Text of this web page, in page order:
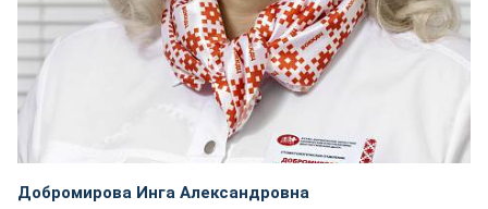
Добромирова Инга Александровна